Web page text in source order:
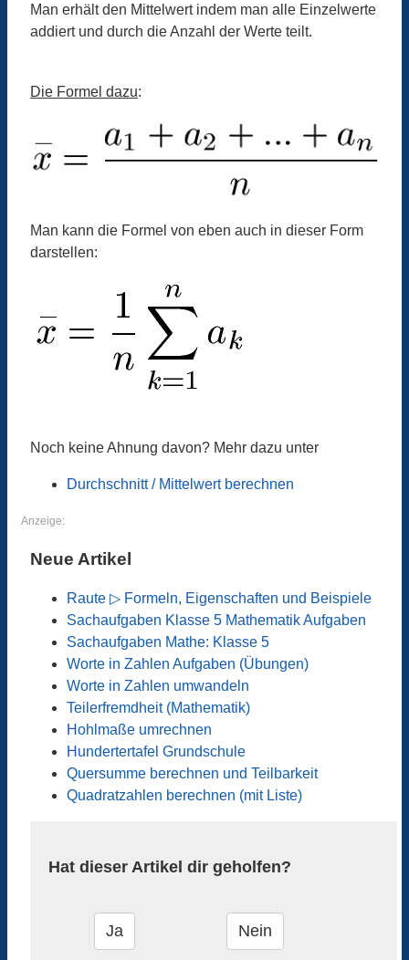
Man erhält den Mittelwert indem man alle Einzelwerte
addiert und durch die Anzahl der Werte teilt.
Die Formel dazu:
Man kann die Formel von eben auch in dieser Form
darstellen:
Noch keine Ahnung davon? Mehr dazu unter
Durchschnitt / Mittelwert berechnen
Anzeige:
Neue Artikel
Raute ▷ Formeln, Eigenschaften und Beispiele
Sachaufgaben Klasse 5 Mathematik Aufgaben
Sachaufgaben Mathe: Klasse 5
Worte in Zahlen Aufgaben (Übungen)
Worte in Zahlen umwandeln
Teilerfremdheit (Mathematik)
Hohlmaße umrechnen
Hundertertafel Grundschule
Quersumme berechnen und Teilbarkeit
Quadratzahlen berechnen (mit Liste)
Hat dieser Artikel dir geholfen?